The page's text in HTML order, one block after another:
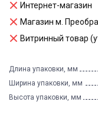
Интернет-магазин
Магазин м.
Витринный товар
Длина упаковки, мм
Ширина упаковки, мм
Высота упаковки, мм